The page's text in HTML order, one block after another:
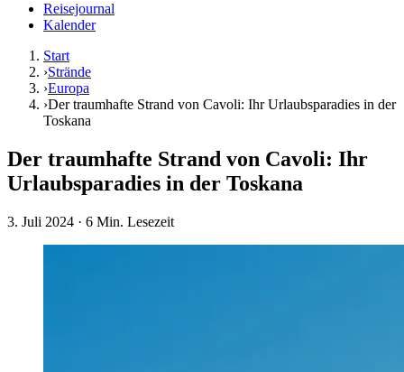
Reisejournal
Kalender
Start
›Strände
›Europa
›Der traumhafte Strand von Cavoli: Ihr Urlaubsparadies in der
Toskana
Der traumhafte Strand von Cavoli: Ihr
Urlaubsparadies in der Toskana
3. Juli 2024 · 6 Min. Lesezeit